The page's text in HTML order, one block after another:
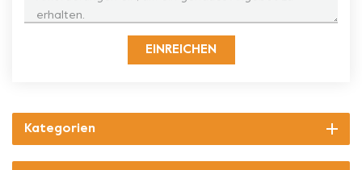
EINREICHEN
Kategorien